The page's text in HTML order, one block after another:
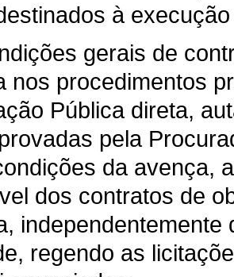
à
gerais de
nos procedimentos
Pública direta,
pela
da avença,
dos contratos de
regendo as